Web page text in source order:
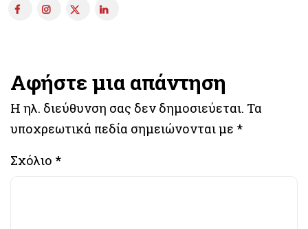
Αφήστε μια απάντηση
Η ηλ. διεύθυνση σας δεν δημοσιεύεται. Τα
υποχρεωτικά πεδία σημειώνονται με *
Σχόλιο *